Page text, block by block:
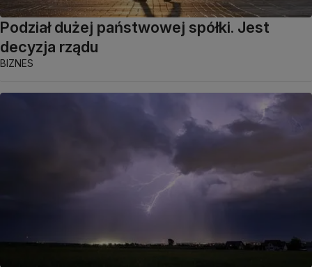
Podział dużej państwowej spółki. Jest
decyzja rządu
BIZNES